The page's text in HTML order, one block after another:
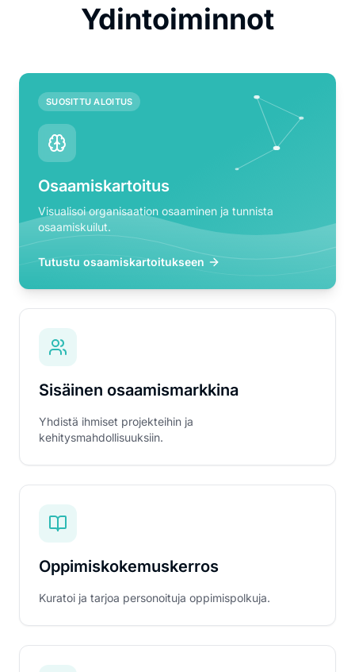
Ydintoiminnot
SUOSITTU ALOITUS
Osaamiskartoitus
Visualisoi organisaation osaaminen ja tunnista
osaamiskuilut.
Tutustu osaamiskartoitukseen
Sisäinen osaamismarkkina
Yhdistä ihmiset projekteihin ja
kehitysmahdollisuuksiin.
Oppimiskokemuskerros
Kuratoi ja tarjoa personoituja oppimispolkuja.